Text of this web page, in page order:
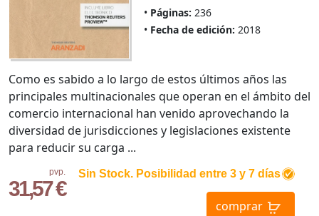
Páginas: 236
Fecha de edición: 2018
pvp.
31,57 €
Sin Stock. Posibilidad entre 3 y 7 días
comprar
Como es sabido a lo largo de estos últimos años las
principales multinacionales que operan en el ámbito del
comercio internacional han venido aprovechando la
diversidad de jurisdicciones y legislaciones existente
para reducir su carga ...